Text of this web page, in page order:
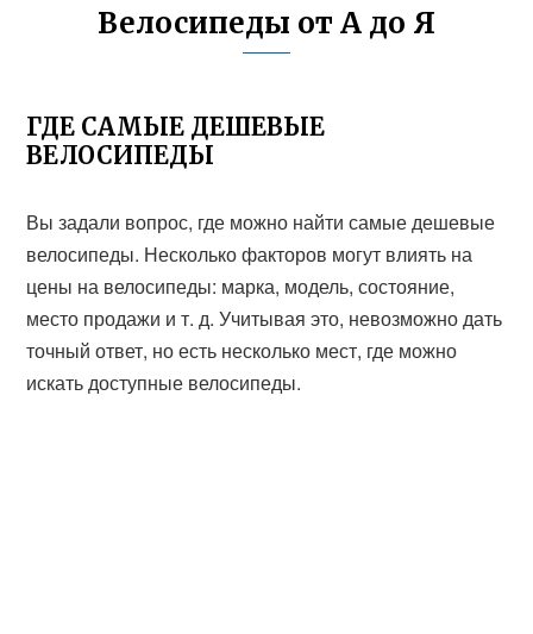
Велосипеды от А до Я
ГДЕ САМЫЕ ДЕШЕВЫЕ
ВЕЛОСИПЕДЫ
Вы задали вопрос, где можно найти самые дешевые
велосипеды. Несколько факторов могут влиять на
цены на велосипеды: марка, модель, состояние,
место продажи и т. д. Учитывая это, невозможно дать
точный ответ, но есть несколько мест, где можно
искать доступные велосипеды.